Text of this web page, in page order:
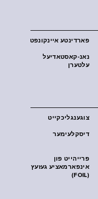
פארדינטע איינקונפט
נאנ-קאסטאדיעל
עלטערן
צוגענגליכקייט
דיסקלעימער
פרייהייט פון
אינפארמאציע געזעץ
(FOIL)